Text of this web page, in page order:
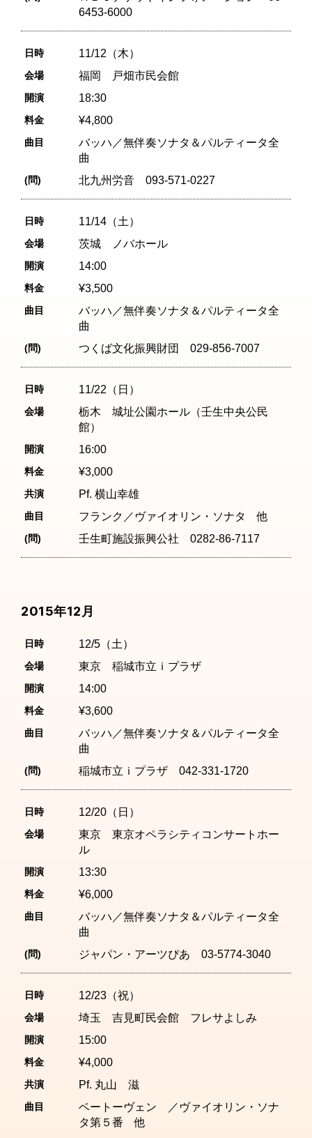
6453-6000
日時 11/12（木）
会場 福岡 戸畑市民会館
開演 18:30
料金 ¥4,800
曲目
バッハ／無伴奏ソナタ＆パルティータ全
曲
(問) 北九州労音 093-571-0227
日時 11/14（土）
会場 茨城 ノバホール
開演 14:00
料金 ¥3,500
曲目
バッハ／無伴奏ソナタ＆パルティータ全
曲
(問) つくば文化振興財団 029-856-7007
日時 11/22（日）
会場
栃木 城址公園ホール（壬生中央公民
館）
開演 16:00
料金 ¥3,000
共演 Pf. 横山幸雄
曲目 フランク／ヴァイオリン・ソナタ 他
(問) 壬生町施設振興公社 0282-86-7117
2015年12月
日時 12/5（土）
会場 東京 稲城市立ｉプラザ
開演 14:00
料金 ¥3,600
曲目
バッハ／無伴奏ソナタ＆パルティータ全
曲
(問) 稲城市立ｉプラザ 042-331-1720
日時 12/20（日）
会場
東京 東京オペラシティコンサートホー
ル
開演 13:30
料金 ¥6,000
曲目
バッハ／無伴奏ソナタ＆パルティータ全
曲
(問) ジャパン・アーツぴあ 03-5774-3040
日時 12/23（祝）
会場 埼玉 吉見町民会館 フレサよしみ
開演 15:00
料金 ¥4,000
共演 Pf. 丸山 滋
曲目
ベートーヴェン ／ヴァイオリン・ソナ
タ第５番 他